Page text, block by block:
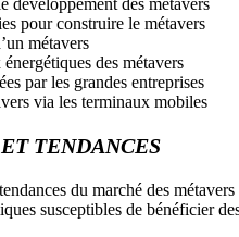
pour construire le métavers
métavers
des métavers
par les grandes entreprises
via les terminaux mobiles
TENDANCES
du marché des métavers
susceptibles de bénéficier